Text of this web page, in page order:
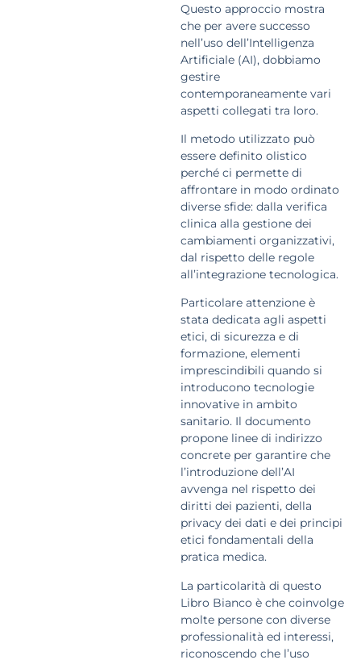
Questo approccio mostra
che per avere successo
nell’uso dell’Intelligenza
Artificiale (AI), dobbiamo
gestire
contemporaneamente vari
aspetti collegati tra loro.
Il metodo utilizzato può
essere definito olistico
perché ci permette di
affrontare in modo ordinato
diverse sfide: dalla verifica
clinica alla gestione dei
cambiamenti organizzativi,
dal rispetto delle regole
all’integrazione tecnologica.
Particolare attenzione è
stata dedicata agli aspetti
etici, di sicurezza e di
formazione, elementi
imprescindibili quando si
introducono tecnologie
innovative in ambito
sanitario. Il documento
propone linee di indirizzo
concrete per garantire che
l’introduzione dell’AI
avvenga nel rispetto dei
diritti dei pazienti, della
privacy dei dati e dei principi
etici fondamentali della
pratica medica.
La particolarità di questo
Libro Bianco è che coinvolge
molte persone con diverse
professionalità ed interessi,
riconoscendo che l’uso